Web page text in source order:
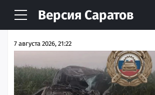
Версия Саратов
НОВОСТИ АРХИВ
7 августа 2026, 21:22